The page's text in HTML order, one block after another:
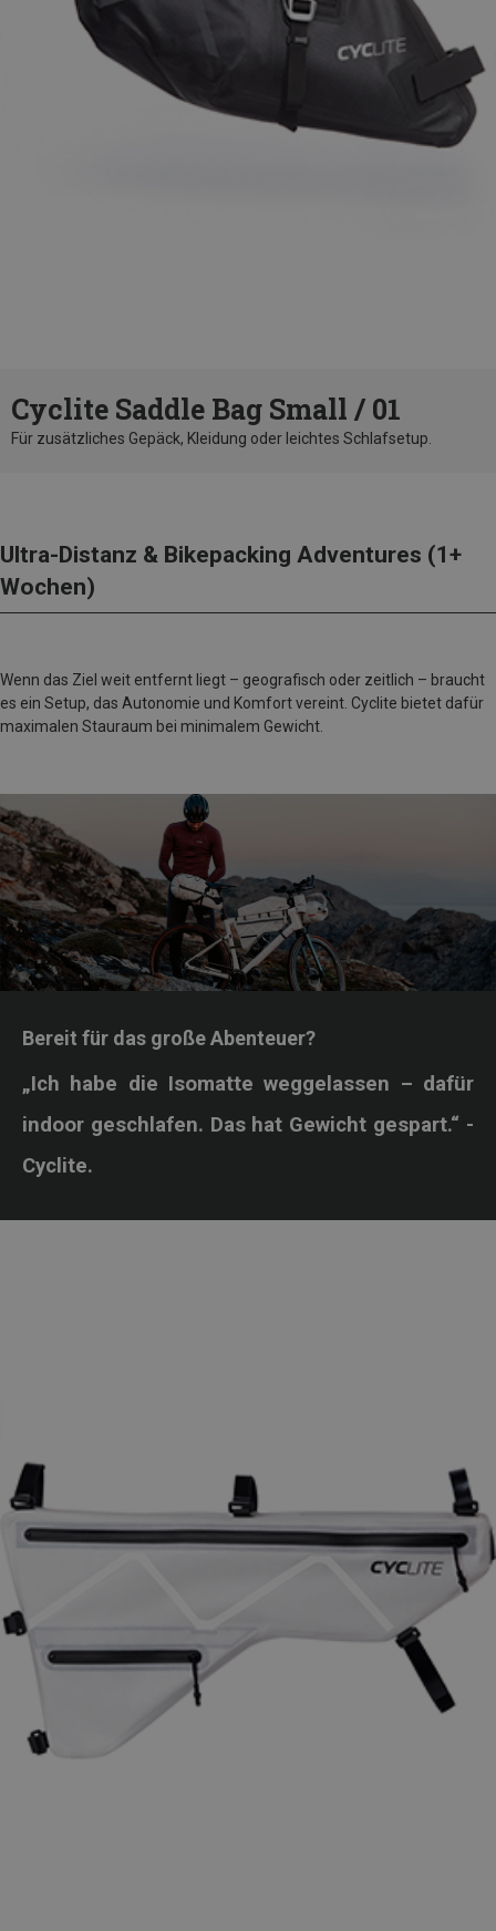
Cyclite Saddle Bag Small / 01
Für zusätzliches Gepäck, Kleidung oder leichtes Schlafsetup.
Ultra-Distanz & Bikepacking Adventures (1+
Wochen)
Wenn das Ziel weit entfernt liegt – geografisch oder zeitlich – braucht
es ein Setup, das Autonomie und Komfort vereint. Cyclite bietet dafür
maximalen Stauraum bei minimalem Gewicht.
Bereit für das große Abenteuer?
„Ich habe die Isomatte weggelassen – dafür
indoor geschlafen. Das hat Gewicht gespart.“ -
Cyclite.